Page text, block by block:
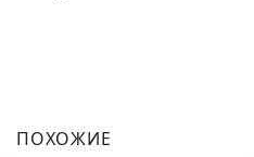
ПОХОЖИЕ